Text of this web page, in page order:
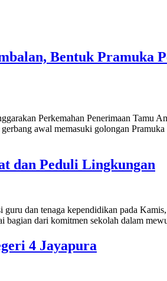
Bentuk Pramuka
Perkemahan Penerimaan Tamu
awal memasuki golongan Pramuka
dan Peduli Lingkungan
dan tenaga kependidikan pada
bagian dari komitmen sekolah dalam
4 Jayapura